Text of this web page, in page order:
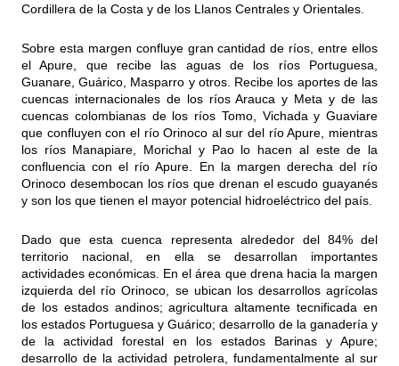
Cordillera de la Costa y de los Llanos Centrales y Orientales.
Sobre esta margen confluye gran cantidad de ríos, entre ellos
el Apure, que recibe las aguas de los ríos Portuguesa,
Guanare, Guárico, Masparro y otros. Recibe los aportes de las
cuencas internacionales de los ríos Arauca y Meta y de las
cuencas colombianas de los ríos Tomo, Vichada y Guaviare
que confluyen con el río Orinoco al sur del río Apure, mientras
los ríos Manapiare, Morichal y Pao lo hacen al este de la
confluencia con el río Apure. En la margen derecha del río
Orinoco desembocan los ríos que drenan el escudo guayanés
y son los que tienen el mayor potencial hidroeléctrico del país.
Dado que esta cuenca representa alrededor del 84% del
territorio nacional, en ella se desarrollan importantes
actividades económicas. En el área que drena hacia la margen
izquierda del río Orinoco, se ubican los desarrollos agrícolas
de los estados andinos; agricultura altamente tecnificada en
los estados Portuguesa y Guárico; desarrollo de la ganadería y
de la actividad forestal en los estados Barinas y Apure;
desarrollo de la actividad petrolera, fundamentalmente al sur